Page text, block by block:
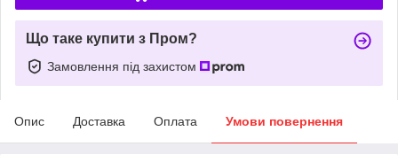
Що таке купити з Пром?
Замовлення під захистом
Опис Доставка Оплата Умови повернення